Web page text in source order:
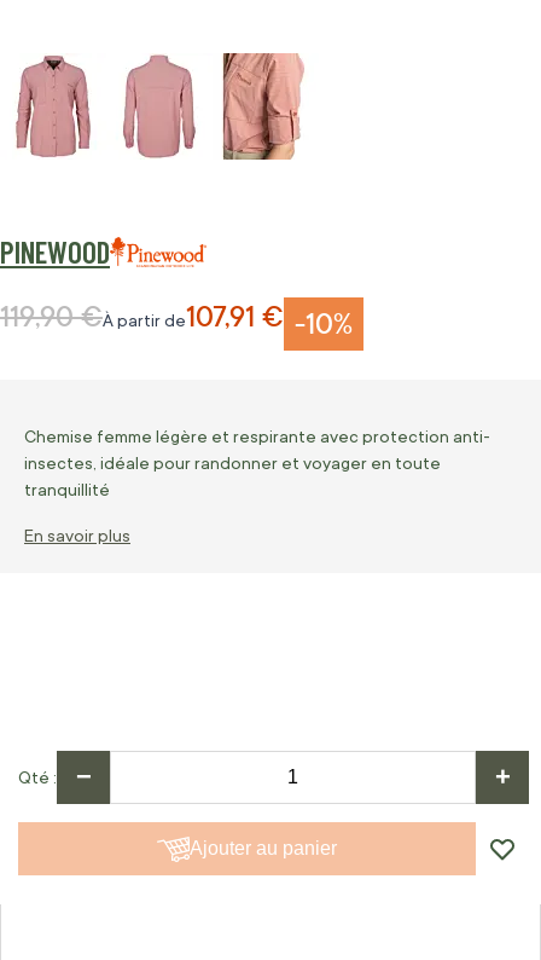
PINEWOOD
-10%
À partir de107,91 €
Prix normal
119,90 €
Chemise femme légère et respirante avec protection anti-
insectes, idéale pour randonner et voyager en toute
tranquillité
En savoir plus
Qté − +
Ajouter au panier